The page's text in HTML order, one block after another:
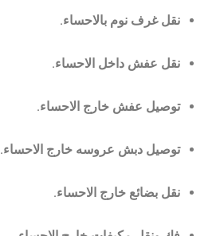
نقل غرف نوم بالاحساء.
نقل عفش داخل الاحساء.
توصيل عفش خارج الاحساء.
توصيل دبش عروسه خارج الاحساء.
نقل بضائع خارج الاحساء.